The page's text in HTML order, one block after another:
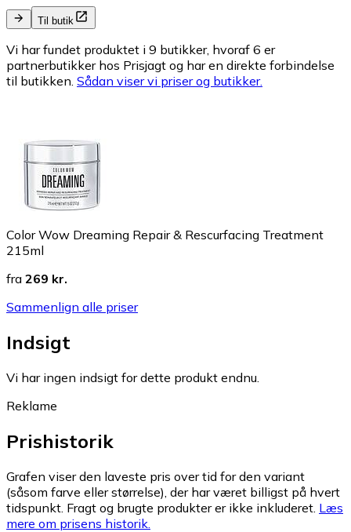
Til butik
Vi har fundet produktet i 9 butikker, hvoraf 6 er
partnerbutikker hos Prisjagt og har en direkte forbindelse
til butikken. Sådan viser vi priser og butikker.
Color Wow Dreaming Repair & Rescurfacing Treatment
215ml
fra 269 kr.
Sammenlign alle priser
Indsigt
Vi har ingen indsigt for dette produkt endnu.
Reklame
Prishistorik
Grafen viser den laveste pris over tid for den variant
(såsom farve eller størrelse), der har været billigst på hvert
tidspunkt. Fragt og brugte produkter er ikke inkluderet. Læs
mere om prisens historik.